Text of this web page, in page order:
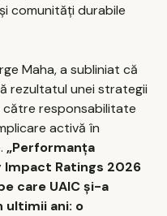
comunități durabile
Maha, a subliniat că
rezultatul unei strategii
către responsabilitate
activă în
„Performanța
Ratings 2026
care UAIC și-a
ultimii ani: o